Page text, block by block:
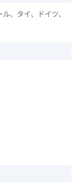
、タイ、ドイツ、